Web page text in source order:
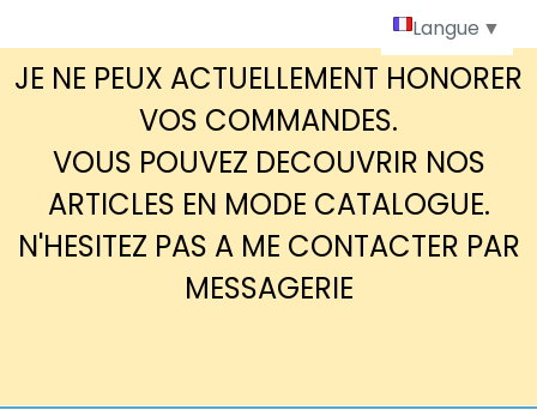
JE NE PEUX ACTUELLEMENT HONORER
VOS COMMANDES.
VOUS POUVEZ DECOUVRIR NOS
ARTICLES EN MODE CATALOGUE.
N'HESITEZ PAS A ME CONTACTER PAR
MESSAGERIE
Langue ▼